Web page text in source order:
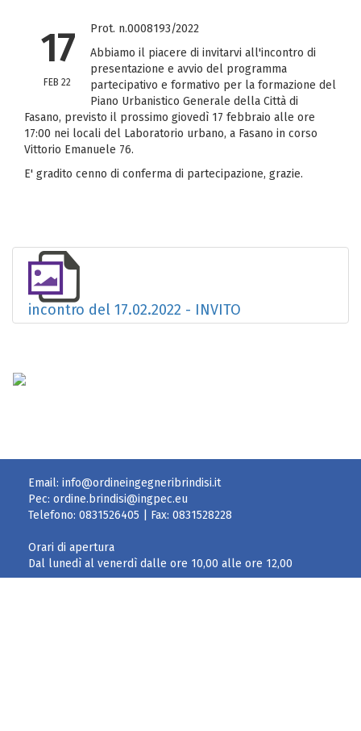
17
FEB 22
Prot. n.0008193/2022
Abbiamo il piacere di invitarvi all'incontro di
presentazione e avvio del programma
partecipativo e formativo per la formazione del
Piano Urbanistico Generale della Città di
Fasano, previsto il prossimo giovedì 17 febbraio alle ore
17:00 nei locali del Laboratorio urbano, a Fasano in corso
Vittorio Emanuele 76.
E' gradito cenno di conferma di partecipazione, grazie.
incontro del 17.02.2022 - INVITO
Email: info@ordineingegneribrindisi.it
Pec: ordine.brindisi@ingpec.eu
Telefono: 0831526405 | Fax: 0831528228
Orari di apertura
Dal lunedì al venerdì dalle ore 10,00 alle ore 12,00